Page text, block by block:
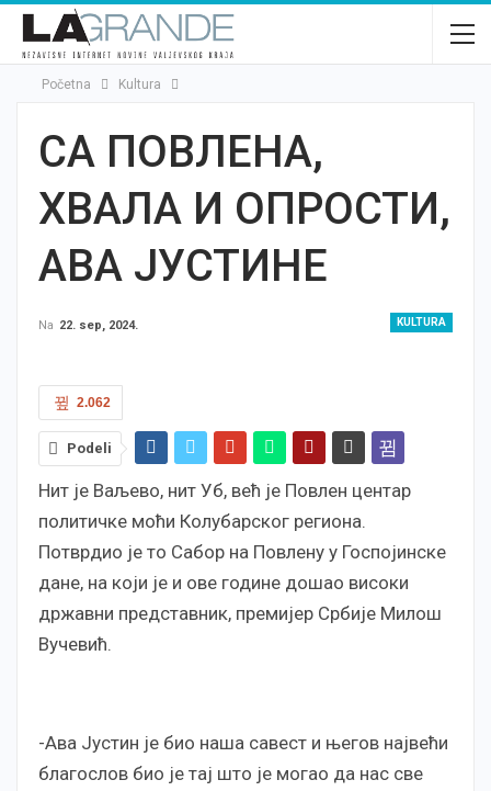
Početna Kultura
СА ПОВЛЕНА,
ХВАЛА И ОПРОСТИ,
АВА ЈУСТИНЕ
KULTURA
Na 22. sep, 2024.
2.062
Podeli
Нит је Ваљево, нит Уб, већ је Повлен центар
политичке моћи Колубарског региона.
Потврдио је то Сабор на Повлену у Госпојинске
дане, на који је и ове године дошао високи
државни представник, премијер Србије Милош
Вучевић.
-Ава Јустин је био наша савест и његов највећи
благослов био је тај што је могао да нас све